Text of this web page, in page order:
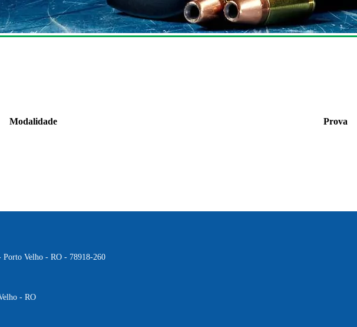
Modalidade Prova
Velho - RO - 78918-260
- RO